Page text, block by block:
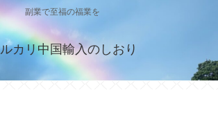
副業で至福の福業を
カリ中国輸入のしおり